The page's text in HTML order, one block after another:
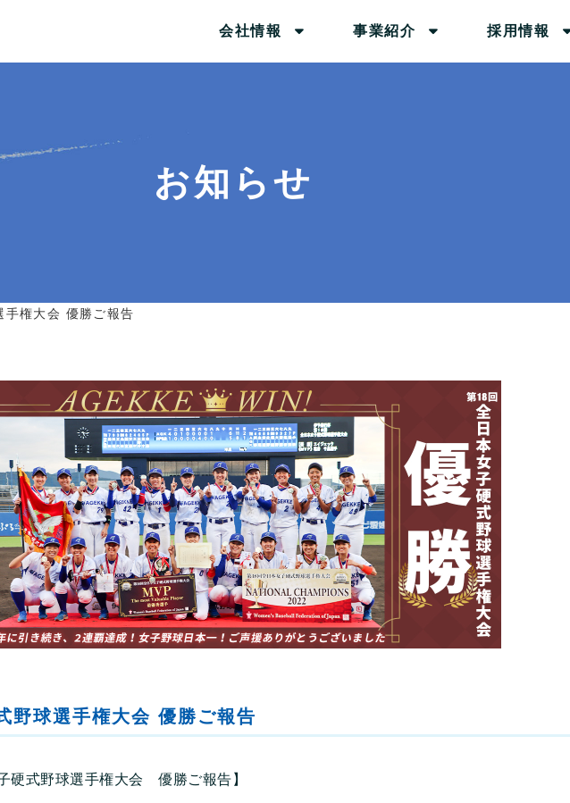
会社情報 事業紹介 採用情報
お知らせ
手権大会 優勝ご報告
野球選手権大会 優勝ご報告
硬式野球選手権大会 優勝ご報告】